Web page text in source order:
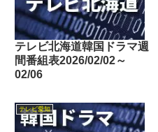
テレビ北海道韓国ドラマ週
間番組表2026/02/02～
02/06
テレビ愛知